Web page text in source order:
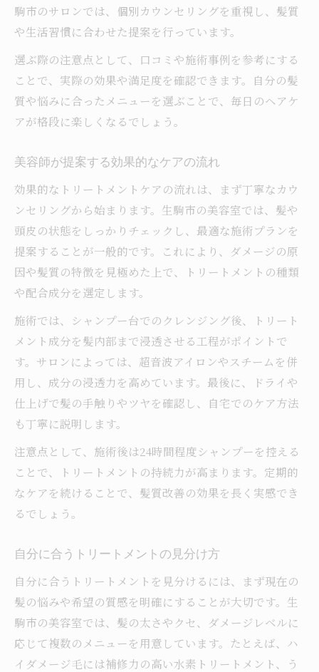
駒市のサロンでは、個別カウンセリングを重視し、髪質
や生活習慣に合わせた提案を行っています。
選ぶ際の注意点として、口コミや施術事例を参考にする
ことで、実際の効果や満足度を確認できます。自分の髪
質や悩みに合ったメニューを選ぶことで、毎日のヘアケ
アが格段に楽しくなるでしょう。
美容師が提案する効果的なケアの流れ
効果的なトリートメントケアの流れは、まず丁寧なカウ
ンセリングから始まります。生駒市の美容室では、髪や
頭皮の状態をしっかりチェックし、最適な施術プランを
提案することが一般的です。これにより、ダメージの原
因や髪質の特徴を見極めた上で、トリートメントの種類
や配合成分を選定します。
施術では、シャンプー台でのクレンジング後、トリート
メント成分を髪内部まで浸透させる工程がポイントで
す。サロンによっては、超音波アイロンやスチームを併
用し、成分の浸透力を高めています。最後に、ドライや
仕上げで髪の手触りやツヤを確認し、自宅でのケア方法
も丁寧に説明します。
注意点として、施術後は24時間程度シャンプーを控える
ことで、トリートメントの持続力が高まります。定期的
なケアを続けることで、髪質改善の効果を長く実感でき
るでしょう。
自分に合うトリートメントの見分け方
自分に合うトリートメントを見分けるには、まず現在の
髪の悩みや希望の質感を明確にすることが大切です。生
駒市の美容室では、髪の太さやクセ、ダメージレベルに
応じて複数のメニューを用意しています。たとえば、ハ
イダメージ毛には補修力の高い水素トリートメント、う